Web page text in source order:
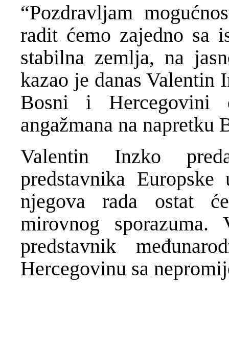
“Pozdravljam
radit ćemo zajedno sa
stabilna zemlja, na
kazao je danas Valentin
Bosni i Hercegovini
angažmana na
Valentin Inzko
predstavnika
njegova rada ostat
mirovnog
predstavnik
Hercegovinu sa